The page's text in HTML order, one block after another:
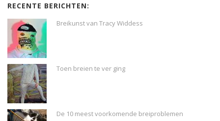
RECENTE BERICHTEN:
Breikunst van Tracy Widdess
Toen breien te ver ging
De 10 meest voorkomende breiproblemen